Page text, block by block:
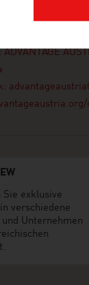
Sie exklusive
verschiedene
und Unternehmen